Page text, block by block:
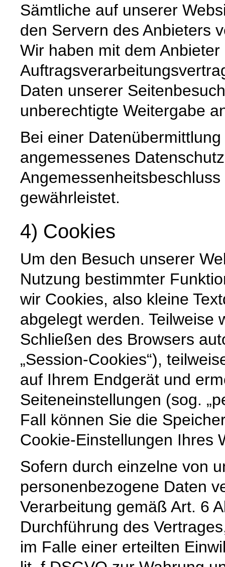
Sämtliche auf unserer
den Servern des Anbieters
Wir haben mit dem Anbieter
Daten unserer
unberechtigte Weitergabe
Bei einer
angemessenes
gewährleistet.
4) Cookies
Um den Besuch unserer
Nutzung bestimmter
wir Cookies, also kleine
abgelegt werden. Teilweise
Schließen des Browsers
„Session-Cookies“),
auf Ihrem Endgerät und
Seiteneinstellungen (sog.
Fall können Sie die
Cookie-Einstellungen Ihres
Sofern durch einzelne von
personenbezogene Daten
Verarbeitung gemäß Art. 6
Durchführung des
im Falle einer erteilten